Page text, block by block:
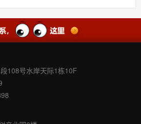
108号水岸天际1栋10F